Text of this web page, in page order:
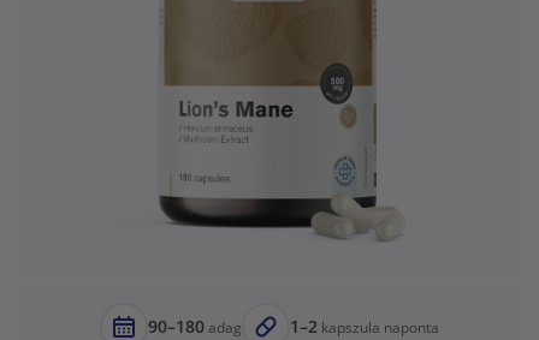
90–180adag 1–2 kapszula naponta